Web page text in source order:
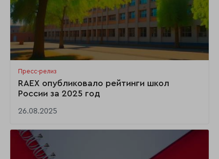
Пресс-релиз
RAEX опубликовало рейтинги школ
России за 2025 год
26.08.2025